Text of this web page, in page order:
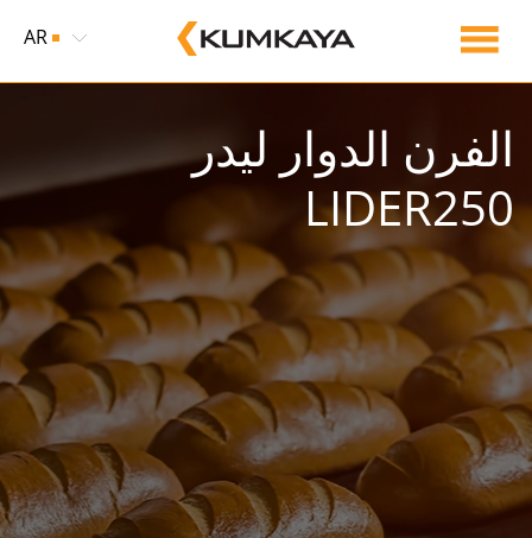
AR
الفرن الدوار ليدر
LIDER250